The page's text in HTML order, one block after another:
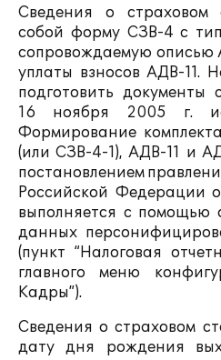
Сведения о страховом
собой форму СЗВ-4 с
сопровождаемую описью
уплаты взносов АДВ-11.
подготовить документы
16 ноября 2005 г.
Формирование
(или СЗВ-4-1), АДВ-11 и
постановлением
Российской Федерации
выполняется с помощью
данных
(пункт “Налоговая
главного меню
Кадры”).
Сведения о страховом
дату дня рождения